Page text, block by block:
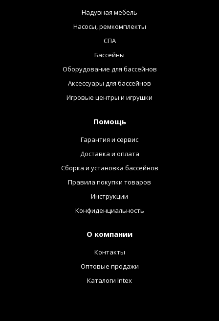
Надувная мебель
Насосы, ремкомплекты
СПА
Бассейны
Оборудование для бассейнов
Аксессуары для бассейнов
Игровые центры и игрушки
Помощь
Гарантия и сервис
Доставка и оплата
Сборка и установка бассейнов
Правила покупки товаров
Инструкции
Конфиденциальность
О компании
Контакты
Оптовые продажи
Каталоги Intex